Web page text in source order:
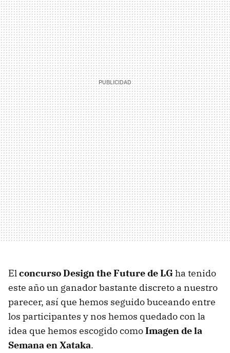
Elconcurso Design the Future de LGha tenido
este año un ganador bastante discreto a nuestro
parecer, así que hemos seguido buceando entre
los participantes y nos hemos quedado con la
idea que hemos escogido comoImagen de la
Semana en Xataka.